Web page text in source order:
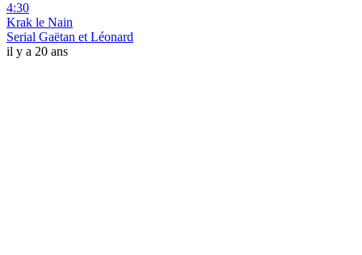
4:30
Krak le Nain
Serial Gaëtan et Léonard
il y a 20 ans